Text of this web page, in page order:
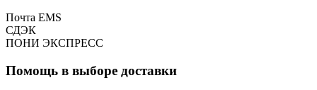
Почта EMS
СДЭК
ПOНИ ЭКСПРЕСС
Помощь в выборе доставки